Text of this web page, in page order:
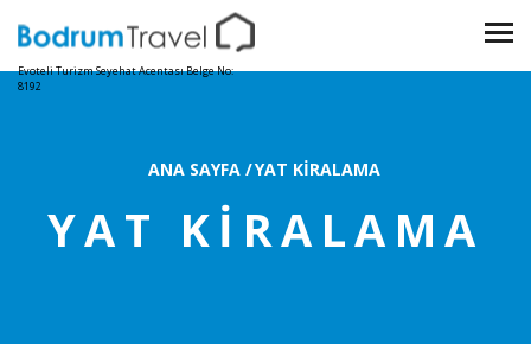
Evoteli Turizm Seyehat Acentası Belge No:
8192
ANA SAYFA /YAT KIRALAMA
YAT KIRALAMA